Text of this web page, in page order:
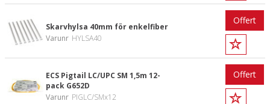
Skarvhylsa 40mm för enkelfiber
Varunr HYLSA40
Offert
ECS Pigtail LC/UPC SM 1,5m 12-
pack G652D
Varunr PIGLC/SMx12
Offert